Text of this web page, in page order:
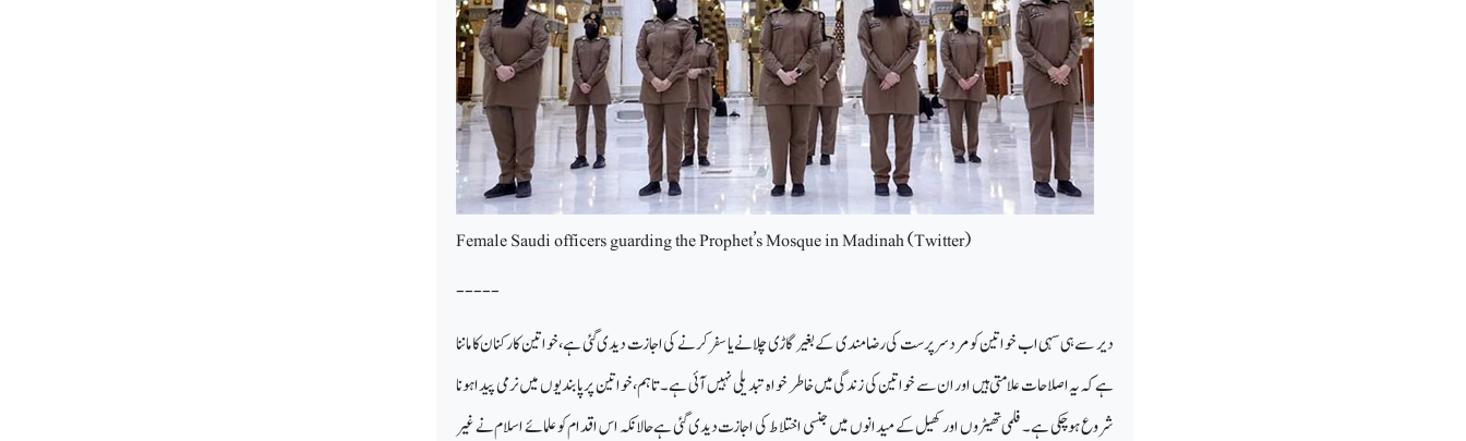
Female Saudi officers guarding the Prophet’s Mosque in Madinah (Twitter)
-----
دیر سے ہی سہی اب خواتین کو مرد سرپرست کی رضامندی کے بغیر گاڑی چلانے یا سفر کرنے کی اجازت دیدی گئی ہے، خواتین کارکنان کا ماننا
ہے کہ یہ اصلاحات علامتی ہیں اور ان سے خواتین کی زندگی میں خاطر خواہ تبدیلی نہیں آئی ہے۔ تاہم، خواتین پر پابندیوں میں نرمی پیدا ہونا
شروع ہو چکی ہے۔ فلمی تھیٹروں اور کھیل کے میدانوں میں جنسی اختلاط کی اجازت دیدی گئی ہے حالانکہ اس اقدام کو علمائے اسلام نے غیر